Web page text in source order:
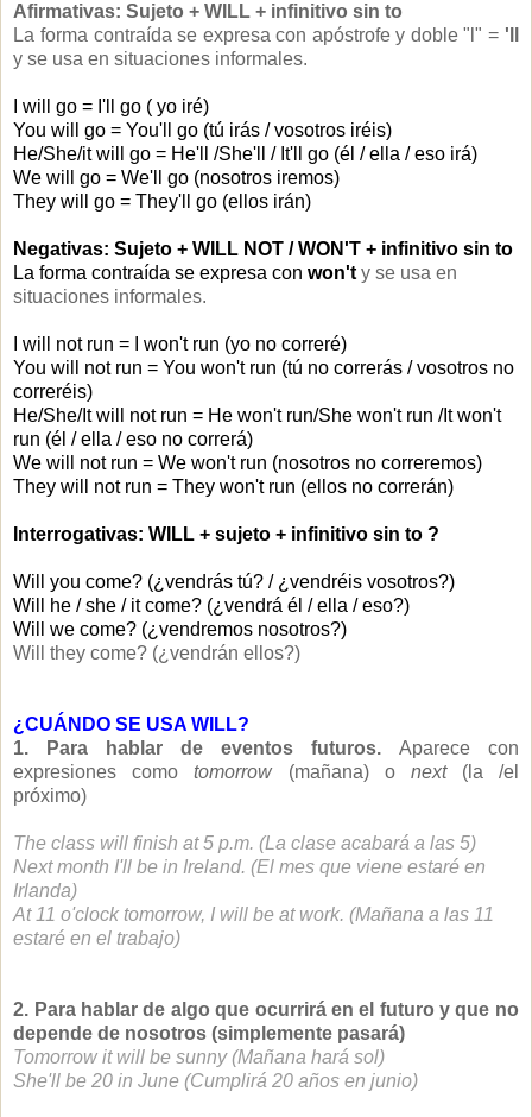
Afirmativas: Sujeto + WILL + infinitivo sin to
La forma contraída se expresa con apóstrofe y doble "l" = 'll
y se usa en situaciones informales.
I will go = I'll go ( yo iré)
You will go = You'll go (tú irás / vosotros iréis)
He/She/it will go = He'll /She'll / It'll go (él / ella / eso irá)
We will go = We'll go (nosotros iremos)
They will go = They'll go (ellos irán)
Negativas: Sujeto + WILL NOT / WON'T + infinitivo sin to
La forma contraída se expresa conwon'ty se usa en
situaciones informales.
I will not run = I won't run (yo no correré)
You will not run = You won't run (tú no correrás / vosotros no
correréis)
He/She/It will not run = He won't run/She won't run /It won't
run (él / ella / eso no correrá)
We will not run = We won't run (nosotros no correremos)
They will not run = They won't run (ellos no correrán)
Interrogativas: WILL + sujeto + infinitivo sin to ?
Will you come? (¿vendrás tú? / ¿vendréis vosotros?)
Will he / she / it come? (¿vendrá él / ella / eso?)
Will we come? (¿vendremos nosotros?)
Will they come? (¿vendrán ellos?)
¿CUÁNDO SE USA WILL?
1. Para hablar de eventos futuros. Aparece con
expresiones comotomorrow (mañana) o next(la /el
próximo)
The class will finish at 5 p.m. (La clase acabará a las 5)
Next month I'll be in Ireland. (El mes que viene estaré en
Irlanda)
At 11 o'clock tomorrow, I will be at work. (Mañana a las 11
estaré en el trabajo)
2. Para hablar de algo que ocurrirá en el futuro y que no
depende de nosotros (simplemente pasará)
Tomorrow it will be sunny (Mañana hará sol)
She'll be 20 in June (Cumplirá 20 años en junio)